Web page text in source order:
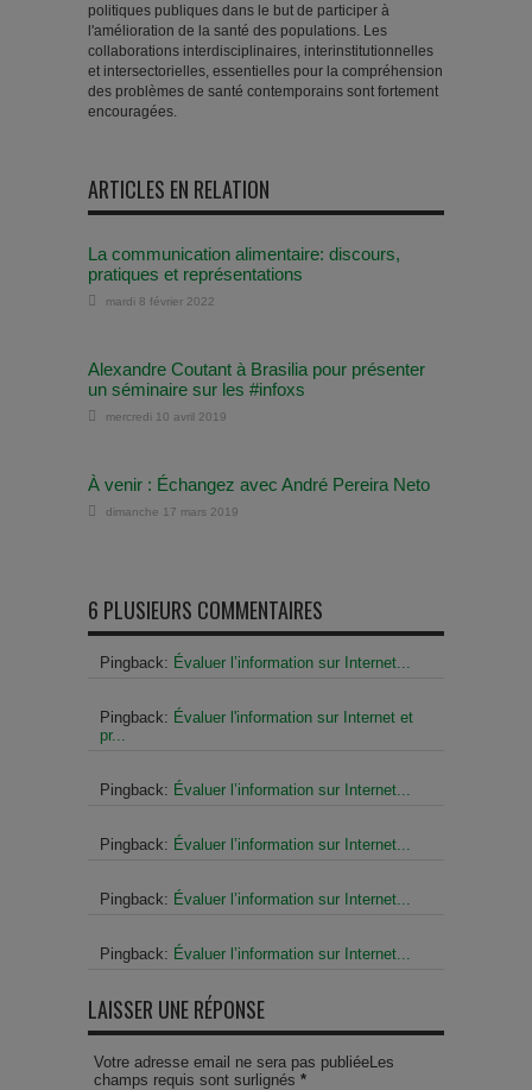
politiques publiques dans le but de participer à
l'amélioration de la santé des populations. Les
collaborations interdisciplinaires, interinstitutionnelles
et intersectorielles, essentielles pour la compréhension
des problèmes de santé contemporains sont fortement
encouragées.
ARTICLES EN RELATION
La communication alimentaire: discours,
pratiques et représentations
mardi 8 février 2022
Alexandre Coutant à Brasilia pour présenter
un séminaire sur les #infoxs
mercredi 10 avril 2019
À venir : Échangez avec André Pereira Neto
dimanche 17 mars 2019
6 PLUSIEURS COMMENTAIRES
Pingback: Évaluer l’information sur Internet...
Pingback: Évaluer l'information sur Internet et
pr...
Pingback: Évaluer l’information sur Internet...
Pingback: Évaluer l’information sur Internet...
Pingback: Évaluer l’information sur Internet...
Pingback: Évaluer l’information sur Internet...
LAISSER UNE RÉPONSE
Votre adresse email ne sera pas publiéeLes
champs requis sont surlignés *